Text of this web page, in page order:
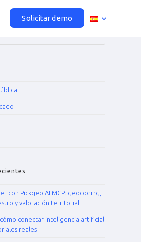
Solicitar demo
con Pickgeo AI MCP: geocoding,
y valoración territorial
cómo conectar inteligencia artificial
reales